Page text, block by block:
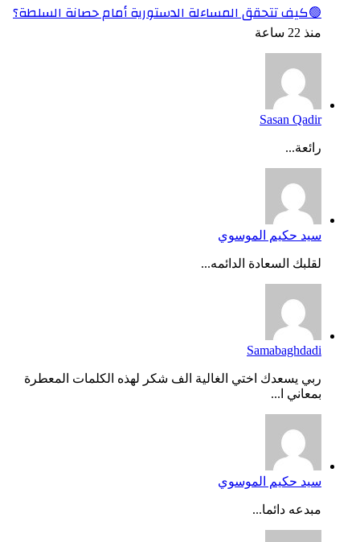
🟢كيف تتحقق المساءلة الدستورية أمام حصانة السلطة؟
منذ 22 ساعة
Sasan Qadir
رائعة...
سيد حكيم الموسوي
لقلبك السعادة الدائمه...
Samabaghdadi
ربي يسعدك اختي الغالية الف شكر لهذه الكلمات المعطرة
بمعاني ا...
سيد حكيم الموسوي
مبدعه دائما...